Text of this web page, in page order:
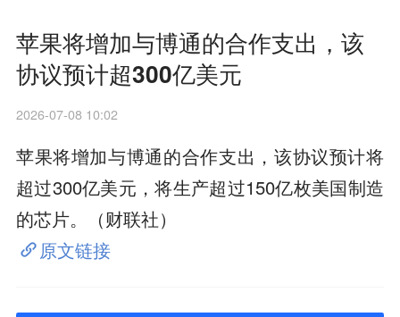
苹果将增加与博通的合作支出，该
协议预计超300亿美元
2026-07-08 10:02
苹果将增加与博通的合作支出，该协议预计将
超过300亿美元，将生产超过150亿枚美国制造
的芯片。（财联社）
原文链接